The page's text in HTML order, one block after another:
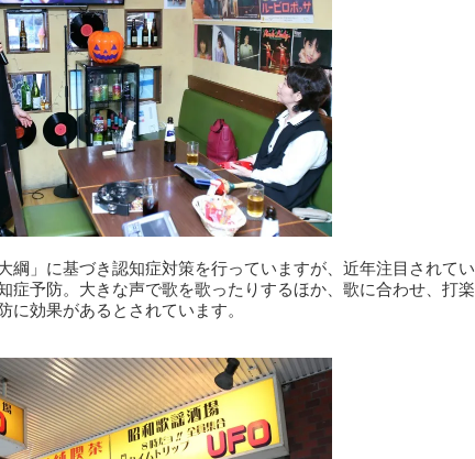
綱」に基づき認知症対策を⾏っていますが、近年注⽬されてい
症予防。⼤きな声で歌を歌ったりするほか、歌に合わせ、打楽
効果があるとされています。